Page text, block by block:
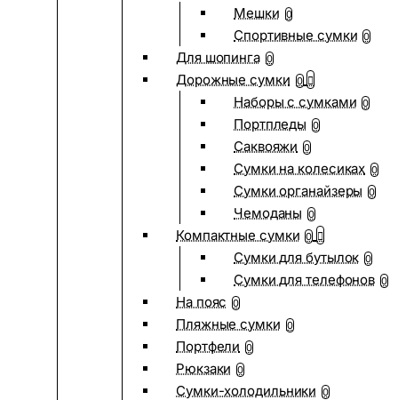
Мешки 0
Спортивные сумки 0
Для шопинга 0
Дорожные сумки 0
Наборы с сумками 0
Портпледы 0
Саквояжи 0
Сумки на колесиках 0
Сумки органайзеры 0
Чемоданы 0
Компактные сумки 0
Сумки для бутылок 0
Сумки для телефонов 0
На пояс 0
Пляжные сумки 0
Портфели 0
Рюкзаки 0
Сумки-холодильники 0